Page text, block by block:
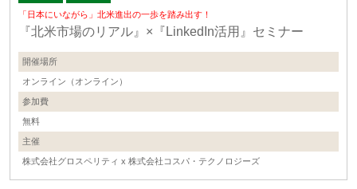
「日本にいながら」北米進出の一歩を踏み出す！
『北米市場のリアル』×『LinkedIn活用』セミナー
開催場所
オンライン（オンライン）
参加費
無料
主催
株式会社グロスペリティ x 株式会社コスパ・テクノロジーズ